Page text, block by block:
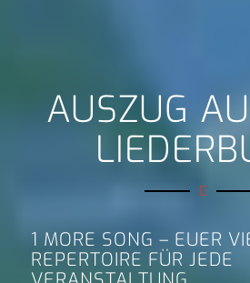
AUSZUG
1 MORE SONG – EUER
REPERTOIRE FÜR JEDE